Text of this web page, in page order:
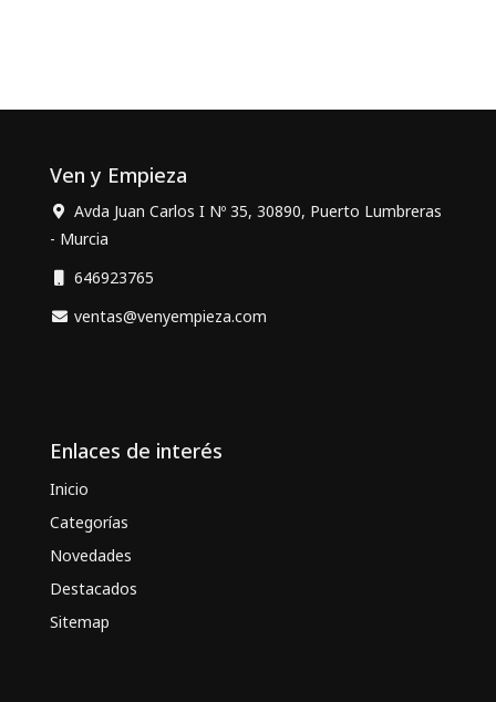
Ven y Empieza
Avda Juan Carlos I Nº 35, 30890, Puerto Lumbreras
- Murcia
646923765
ventas@venyempieza.com
Enlaces de interés
Inicio
Categorías
Novedades
Destacados
Sitemap